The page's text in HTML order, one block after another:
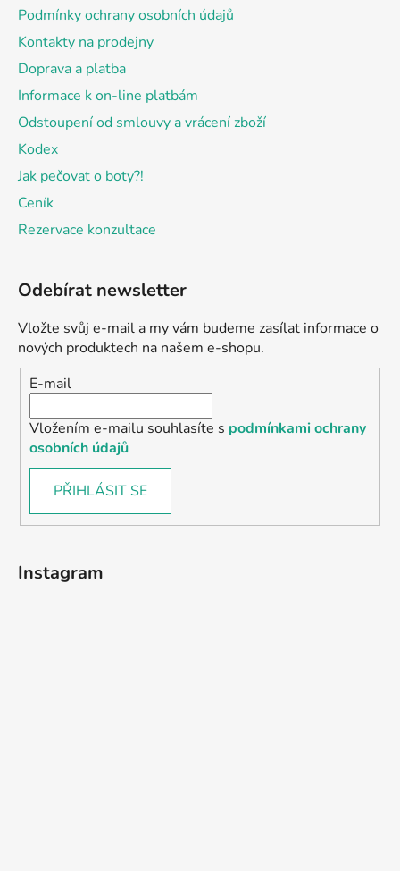
Podmínky ochrany osobních údajů
Kontakty na prodejny
Doprava a platba
Informace k on-line platbám
Odstoupení od smlouvy a vrácení zboží
Kodex
Jak pečovat o boty?!
Ceník
Rezervace konzultace
Odebírat newsletter
Vložte svůj e-mail a my vám budeme zasílat informace o
nových produktech na našem e-shopu.
E-mail
Vložením e-mailu souhlasíte s podmínkami ochrany
osobních údajů
PŘIHLÁSIT SE
Instagram